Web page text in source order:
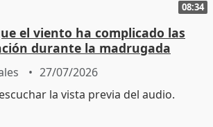
08:34
el viento ha complicado las
durante la madrugada
27/07/2026